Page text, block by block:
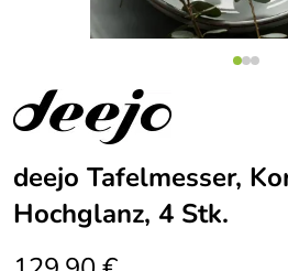
deejo Tafelmesser,
Hochglanz, 4 Stk.